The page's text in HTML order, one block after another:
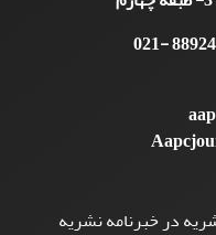
در خبرنامه نشریه